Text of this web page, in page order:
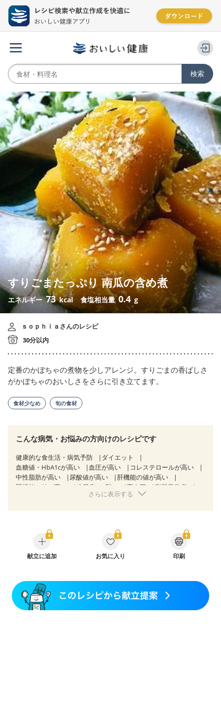
すりごまたっぷり 南瓜の含め煮
エネルギー73 kcal 食塩相当量0.4 g
ｓｏｐｈｉａさんのレシピ
30分以内
定番のかぼちゃの煮物を少しアレンジ。すりごまの香ばしさ
がかぼちゃのおいしさをさらに引き立てます。
食材少なめ 旬の食材
こんな病気・お悩みの方向けのレシピです
健康的な食生活・病気予防
ダイエット
血糖値・HbA1cが高い
血圧が高い
コレステロールが高い
中性脂肪が高い
尿酸値が高い
肝機能の値が高い
腎機能の値が高い
糖尿病（2型） 高血圧
脂質異常症
狭心症 心筋梗塞
糖尿病性腎症（第１期）
糖尿病性腎症（第２期）
糖尿病性腎症（第３期）
CKD（ステージ１）
CKD（ステージ２）
CKD（ステージ３a）
乳がん治療を終えた方・経過観察中の方など
味の感じ方が変わった
食欲がない
妊娠中(初期)
妊婦健診・体重増加が気になる（初期）
さらに表示する
献立に追加 お気に入り 印刷